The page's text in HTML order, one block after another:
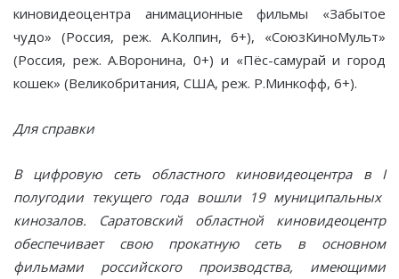
киновидеоцентра анимационные фильмы «Забытое
чудо» (Россия, реж. А.Колпин, 6+), «СоюзКиноМульт»
(Россия, реж. А.Воронина, 0+) и «Пёс-самурай и город
кошек» (Великобритания, США, реж. Р.Минкофф, 6+).
Для справки
В цифровую сеть областного киновидеоцентра в I
полугодии текущего года вошли 19 муниципальных
кинозалов. Саратовский областной киновидеоцентр
обеспечивает свою прокатную сеть в основном
фильмами российского производства, имеющими